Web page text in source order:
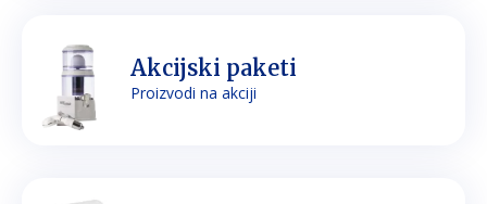
Akcijski paketi
Proizvodi na akciji